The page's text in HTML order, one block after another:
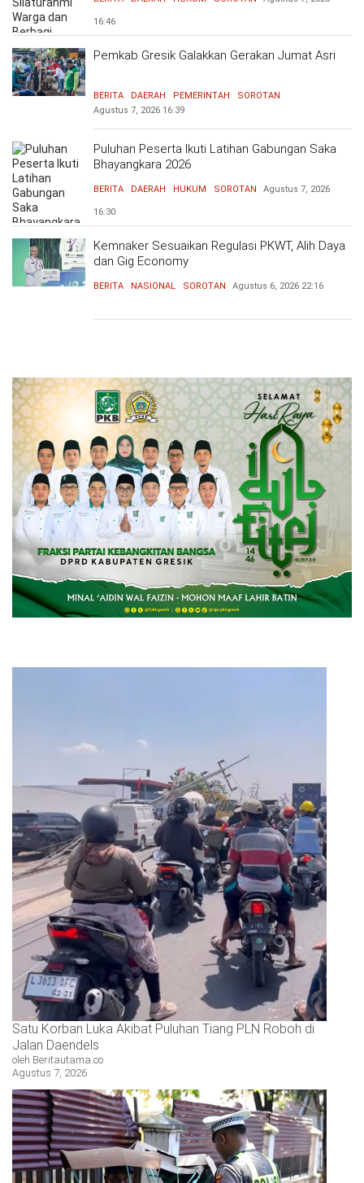
16:46
Pemkab Gresik Galakkan Gerakan Jumat Asri
BERITA DAERAH PEMERINTAH
SOROTAN
Agustus 7, 2026 16:39
Puluhan Peserta Ikuti Latihan Gabungan Saka
Bhayangkara 2026
BERITA DAERAH HUKUM SOROTAN Agustus 7, 2026
16:30
Kemnaker Sesuaikan Regulasi PKWT, Alih Daya
dan Gig Economy
BERITA NASIONAL SOROTAN Agustus 6, 2026 22:16
Satu Korban Luka Akibat Puluhan Tiang PLN Roboh di
Jalan Daendels
oleh Beritautama.co
Agustus 7, 2026